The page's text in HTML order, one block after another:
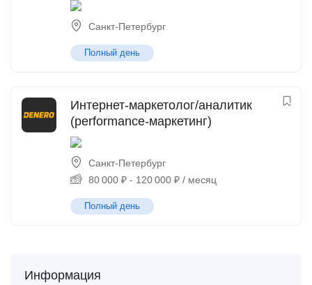
Санкт-Петербург
Полный день
Интернет-маркетолог/аналитик
(performance-маркетинг)
Санкт-Петербург
80 000 ₽ - 120 000 ₽ / месяц
Полный день
Информация